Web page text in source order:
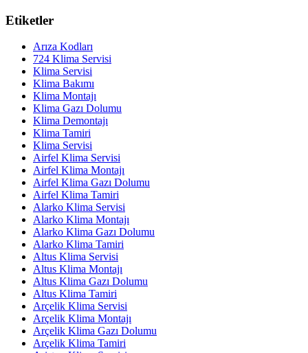
Etiketler
Arıza Kodları
724 Klima Servisi
Klima Servisi
Klima Bakımı
Klima Montajı
Klima Gazı Dolumu
Klima Demontajı
Klima Tamiri
Klima Servisi
Airfel Klima Servisi
Airfel Klima Montajı
Airfel Klima Gazı Dolumu
Airfel Klima Tamiri
Alarko Klima Servisi
Alarko Klima Montajı
Alarko Klima Gazı Dolumu
Alarko Klima Tamiri
Altus Klima Servisi
Altus Klima Montajı
Altus Klima Gazı Dolumu
Altus Klima Tamiri
Arçelik Klima Servisi
Arçelik Klima Montajı
Arçelik Klima Gazı Dolumu
Arçelik Klima Tamiri